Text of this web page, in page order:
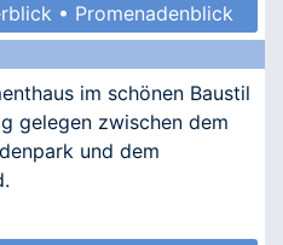
• Promenadenblick
im schönen Baustil
gelegen zwischen dem
und dem